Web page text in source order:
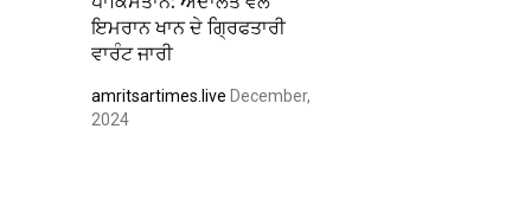
ਇਮਰਾਨ ਖਾਨ ਦੇ ਗ੍ਰਿਫਤਾਰੀ
ਵਾਰੰਟ ਜਾਰੀ
amritsartimes.live December,
2024